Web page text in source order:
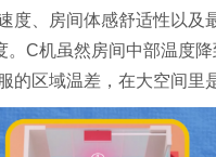
、房间体感舒适性以及
C机虽然房间中部温度
区域温差，在大空间里